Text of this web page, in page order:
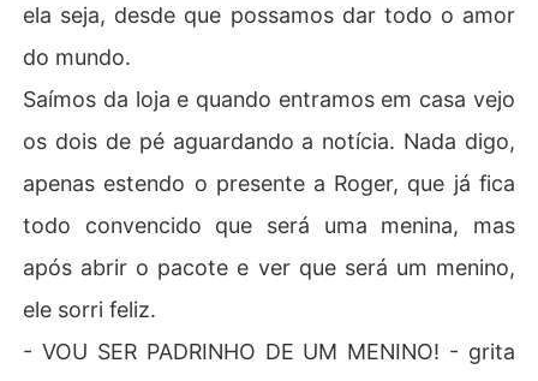
ela seja, desde que possamos dar todo o amor
do mundo.
Saímos da loja e quando entramos em casa vejo
os dois de pé aguardando a notícia. Nada digo,
apenas estendo o presente a Roger, que já fica
todo convencido que será uma menina, mas
após abrir o pacote e ver que será um menino,
ele sorri feliz.
- VOU SER PADRINHO DE UM MENINO! - grita